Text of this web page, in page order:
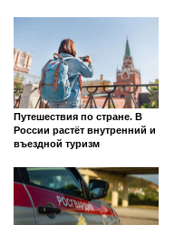
Путешествия по стране. В
России растёт внутренний и
въездной туризм